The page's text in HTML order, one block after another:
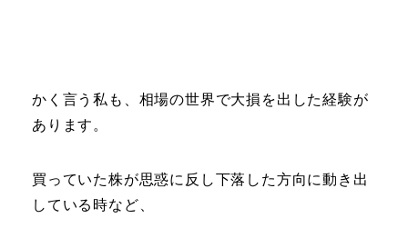
かく言う私も、相場の世界で大損を出した経験が
あります。
買っていた株が思惑に反し下落した方向に動き出
している時など、